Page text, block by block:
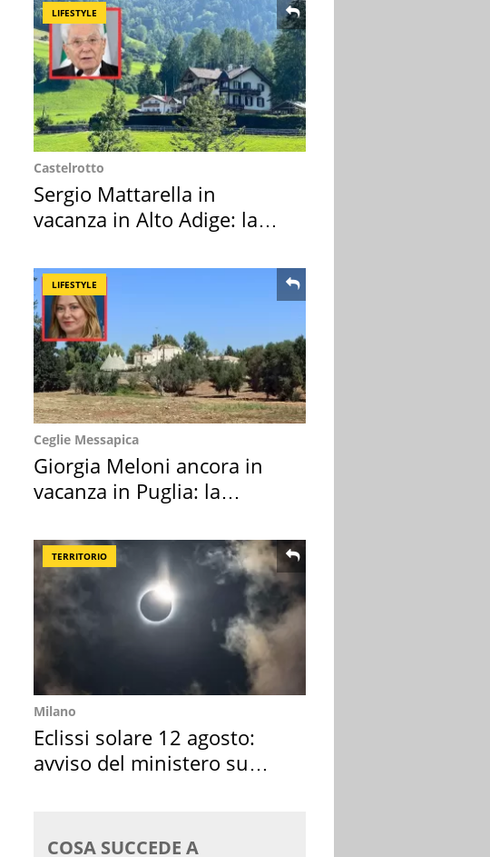
LIFESTYLE
Castelrotto
Sergio Mattarella in
vacanza in Alto Adige: la
LIFESTYLE
Ceglie Messapica
Giorgia Meloni ancora in
vacanza in Puglia: la
TERRITORIO
Milano
Eclissi solare 12 agosto:
avviso del ministero su